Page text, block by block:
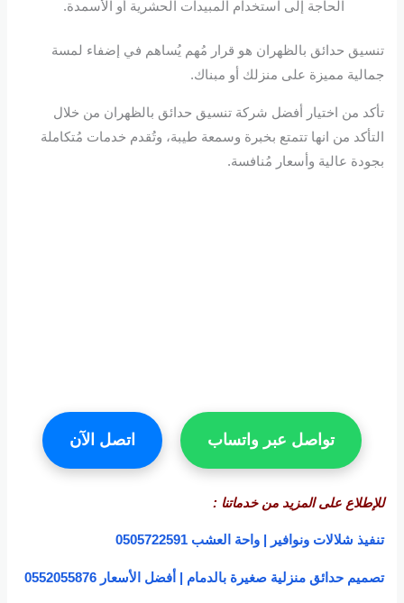
الحاجة إلى استخدام المبيدات الحشرية أو الأسمدة.
تنسيق حدائق بالظهران هو قرار مُهم يُساهم في إضفاء لمسة
جمالية مميزة على منزلك أو مبناك.
تأكد من اختيار أفضل شركة تنسيق حدائق بالظهران من خلال
التأكد من انها تتمتع بخبرة وسمعة طيبة، وتُقدم خدمات مُتكاملة
بجودة عالية وأسعار مُنافسة.
تواصل عبر واتساب اتصل الآن
للإطلاع على المزيد من خدماتنا :
تنفيذ شلالات ونوافير | واحة العشب 0505722591
تصميم حدائق منزلية صغيرة بالدمام | أفضل الأسعار 0552055876